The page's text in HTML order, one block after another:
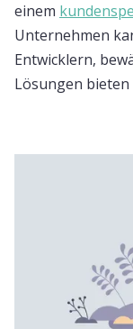
einem
Unternehmen
Entwicklern,
Lösungen bieten